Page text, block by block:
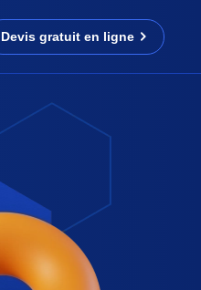
Devis gratuit en ligne